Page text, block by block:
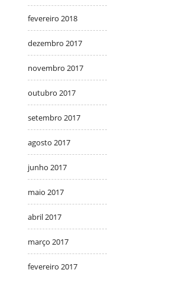
fevereiro 2018
dezembro 2017
novembro 2017
outubro 2017
setembro 2017
agosto 2017
junho 2017
maio 2017
abril 2017
março 2017
fevereiro 2017